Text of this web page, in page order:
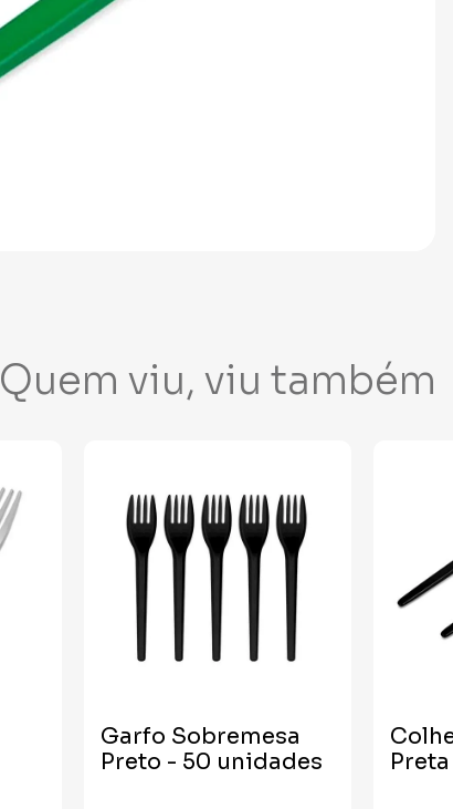
Quem viu, viu também
Garfo Sobremesa
Preto - 50 unidades